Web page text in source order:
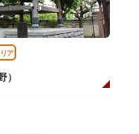
ア
）